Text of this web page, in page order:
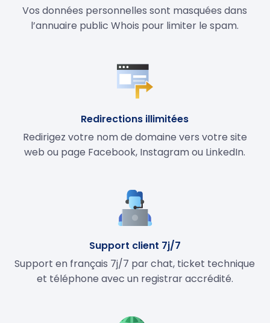
Vos données personnelles sont masquées dans
l’annuaire public Whois pour limiter le spam.
Redirections illimitées
Redirigez votre nom de domaine vers votre site
web ou page Facebook, Instagram ou LinkedIn.
Support client 7j/7
Support en français 7j/7 par chat, ticket technique
et téléphone avec un registrar accrédité.